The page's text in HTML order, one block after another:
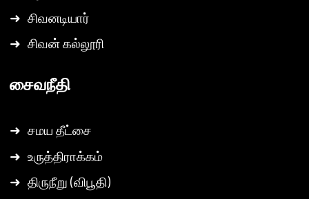
➜ சிவனடியார்
➜ சிவன் கல்லூரி
சைவநீதி
➜ சமய தீட்சை
➜ உருத்திராக்கம்
➜ திருநீறு (விபூதி)